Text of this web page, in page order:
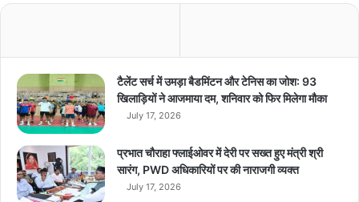
इ
र्ट
फो
न
में
न
च
ले
गा
टैलेंट सर्च में उमड़ा बैडमिंटन और टेनिस का जोश: 93
खिलाड़ियों ने आजमाया दम, शनिवार को फिर मिलेगा मौका
July 17, 2026
प्रभात चौराहा फ्लाईओवर में देरी पर सख्त हुए मंत्री श्री
सारंग, PWD अधिकारियों पर की नाराजगी व्यक्त
July 17, 2026